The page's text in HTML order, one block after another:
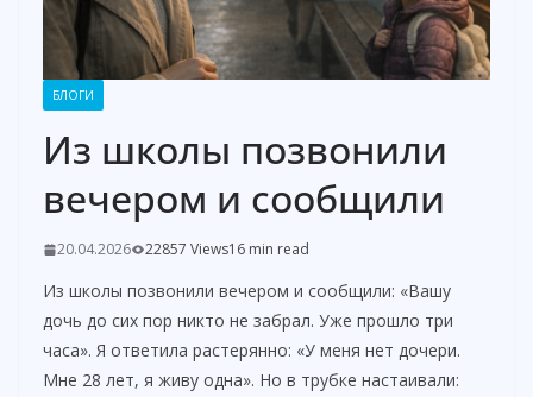
БЛОГИ
Из школы позвонили
вечером и сообщили
20.04.2026 22857 Views16 min read
Из школы позвонили вечером и сообщили: «Вашу
дочь до сих пор никто не забрал. Уже прошло три
часа». Я ответила растерянно: «У меня нет дочери.
Мне 28 лет, я живу одна». Но в трубке настаивали: